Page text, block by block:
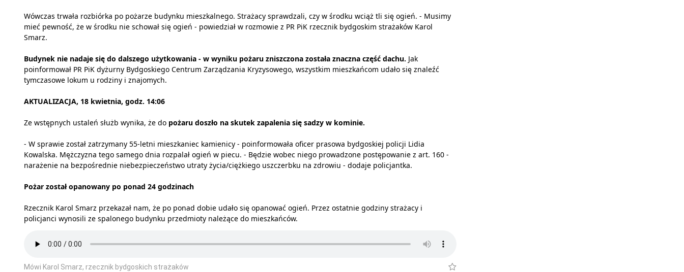
Wówczas trwała rozbiórka po pożarze budynku mieszkalnego. Strażacy sprawdzali, czy w środku wciąż tli się ogień. - Musimy
mieć pewność, że w środku nie schował się ogień - powiedział w rozmowie z PR PiK rzecznik bydgoskim strażaków Karol
Smarz.
Budynek nie nadaje się do dalszego użytkowania - w wyniku pożaru zniszczona została znaczna część dachu. Jak
poinformował PR PiK dyżurny Bydgoskiego Centrum Zarządzania Kryzysowego, wszystkim mieszkańcom udało się znaleźć
tymczasowe lokum u rodziny i znajomych.
AKTUALIZACJA, 18 kwietnia, godz. 14:06
Ze wstępnych ustaleń służb wynika, że do pożaru doszło na skutek zapalenia się sadzy w kominie.
- W sprawie został zatrzymany 55-letni mieszkaniec kamienicy - poinformowała oficer prasowa bydgoskiej policji Lidia
Kowalska. Mężczyzna tego samego dnia rozpalał ogień w piecu. - Będzie wobec niego prowadzone postępowanie z art. 160 -
narażenie na bezpośrednie niebezpieczeństwo utraty życia/ciężkiego uszczerbku na zdrowiu - dodaje policjantka.
Pożar został opanowany po ponad 24 godzinach
Rzecznik Karol Smarz przekazał nam, że po ponad dobie udało się opanować ogień. Przez ostatnie godziny strażacy i
policjanci wynosili ze spalonego budynku przedmioty należące do mieszkańców.
Mówi Karol Smarz, rzecznik bydgoskich strażaków